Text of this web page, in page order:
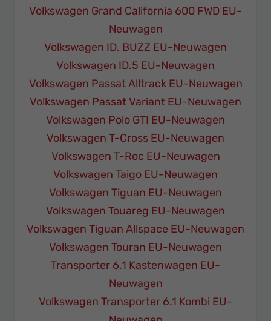
Volkswagen Grand California 600 FWD EU-
Neuwagen
Volkswagen ID. BUZZ EU-Neuwagen
Volkswagen ID.5 EU-Neuwagen
Volkswagen Passat Alltrack EU-Neuwagen
Volkswagen Passat Variant EU-Neuwagen
Volkswagen Polo GTI EU-Neuwagen
Volkswagen T-Cross EU-Neuwagen
Volkswagen T-Roc EU-Neuwagen
Volkswagen Taigo EU-Neuwagen
Volkswagen Tiguan EU-Neuwagen
Volkswagen Touareg EU-Neuwagen
Volkswagen Tiguan Allspace EU-Neuwagen
Volkswagen Touran EU-Neuwagen
Transporter 6.1 Kastenwagen EU-
Neuwagen
Volkswagen Transporter 6.1 Kombi EU-